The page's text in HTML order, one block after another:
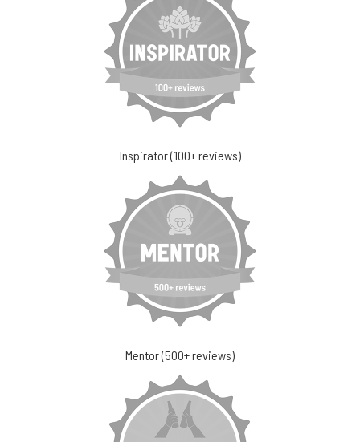
Inspirator (100+ reviews)
Mentor (500+ reviews)